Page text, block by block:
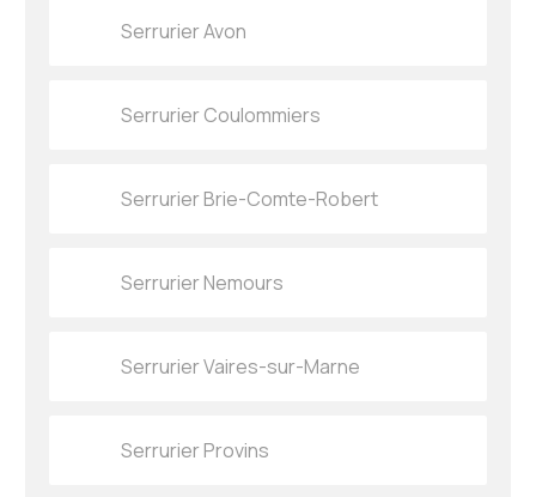
Serrurier Avon
Serrurier Coulommiers
Serrurier Brie-Comte-Robert
Serrurier Nemours
Serrurier Vaires-sur-Marne
Serrurier Provins